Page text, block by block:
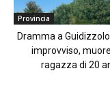
Provincia
Dramma a
improvviso,
ragazza di 20